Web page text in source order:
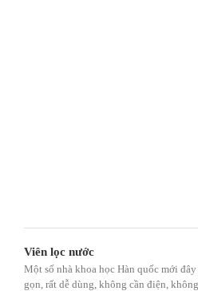
Viên lọc nước
Một số nhà khoa học Hàn quốc mới
gọn, rất dễ dùng, không cần điện,